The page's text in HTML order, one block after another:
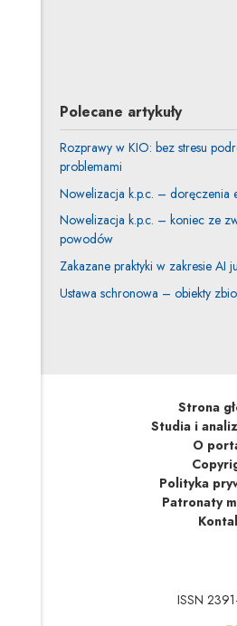
Polecane artykuły
Rozprawy w KIO: bez stresu
problemami
Nowelizacja k.p.c. – doręczenia
Nowelizacja k.p.c. – koniec ze
powodów
Zakazane praktyki w zakresie AI
Ustawa schronowa – obiekty
Strona
Studia i
O
Polityka
Patronaty
ISSN